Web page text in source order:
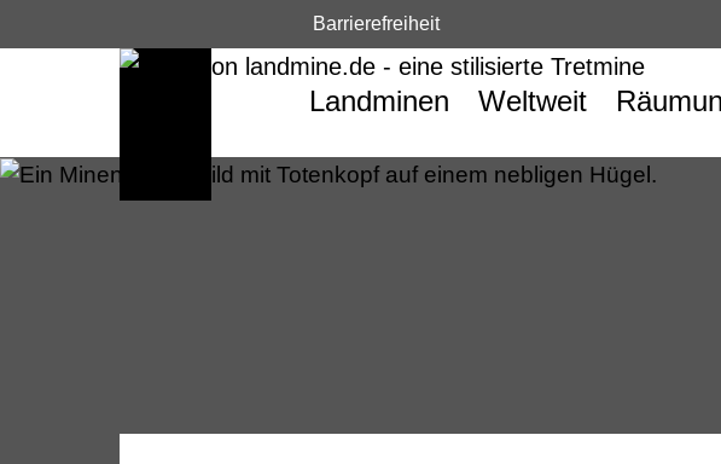
Barrierefreiheit
Landminen Weltweit